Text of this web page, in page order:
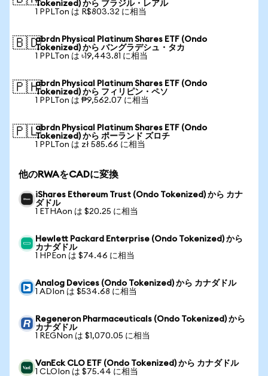
Tokenized) から ブラジル・レアル
1 PPLTon は R$803.32 に相当
🇧🇩abrdn Physical Platinum Shares ETF (Ondo
Tokenized) から バングラデシュ・タカ
1 PPLTon は ৳19,443.81 に相当
🇵🇭abrdn Physical Platinum Shares ETF (Ondo
Tokenized) から フィリピン・ペソ
1 PPLTon は ₱9,562.07 に相当
🇵🇱abrdn Physical Platinum Shares ETF (Ondo
Tokenized) から ポーランド ズロチ
1 PPLTon は zł 585.66 に相当
他のRWAをCADに変換
iShares Ethereum Trust (Ondo Tokenized) から カナ
ダドル
1 ETHAon は $20.25 に相当
Hewlett Packard Enterprise (Ondo Tokenized) から
カナダドル
1 HPEon は $74.46 に相当
Analog Devices (Ondo Tokenized) から カナダドル
1 ADIon は $534.68 に相当
Regeneron Pharmaceuticals (Ondo Tokenized) から
カナダドル
1 REGNon は $1,070.05 に相当
VanEck CLO ETF (Ondo Tokenized) から カナダドル
1 CLOIon は $75.44 に相当